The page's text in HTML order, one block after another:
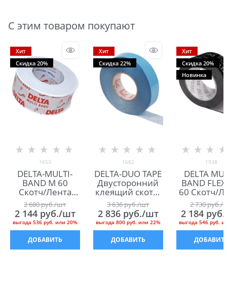
С этим товаром покупают
Хит
Скидка 20%
1653
DELTA-MULTI-
BAND M 60
Скотч/Лента
Дельта Мульти
Бэнд М 60
2 680 руб./шт
2 144 руб./шт
выгода 536 руб. или 20%
ДОБАВИТЬ
Хит
Скидка 22%
1682
DELTA-DUO TAPE
Двусторонний
клеящий скотч/
лента Дельта
Дуо Тэйп
3 636 руб./шт
2 836 руб./шт
выгода 800 руб. или 22%
ДОБАВИТЬ
Хит
Скидка 20%
Новинка
1938
DELTA
BAND
60 Скотч/
Дельта
Бэнд
2 730 руб./
2 184
выгода 546 руб.